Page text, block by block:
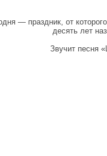
— праздник, от
десять лет
Звучит песня